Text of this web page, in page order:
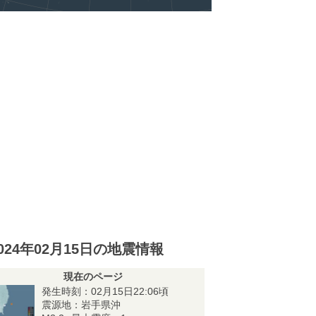
年02月15日の地震情報
現在のページ
発生時刻：02月15日22:06頃
震源地：岩手県沖